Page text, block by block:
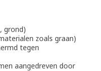
grond)
zoals graan)
tegen
aangedreven door